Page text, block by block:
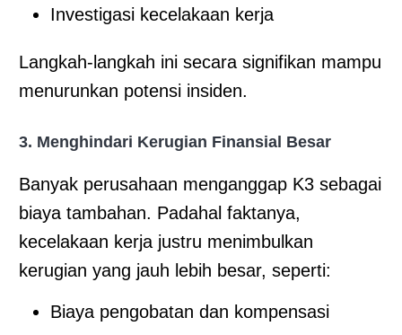
Investigasi kecelakaan kerja
Langkah-langkah ini secara signifikan mampu
menurunkan potensi insiden.
3. Menghindari Kerugian Finansial Besar
Banyak perusahaan menganggap K3 sebagai
biaya tambahan. Padahal faktanya,
kecelakaan kerja justru menimbulkan
kerugian yang jauh lebih besar, seperti:
Biaya pengobatan dan kompensasi